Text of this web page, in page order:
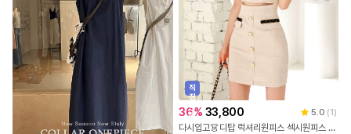
직
진
배
송
36% 33,800 5.0 (1)
다시입고👗디탑 럭셔리원피스 섹시원피스 하객룩 결혼식룩 정장 파티드레스 정장원피스 558